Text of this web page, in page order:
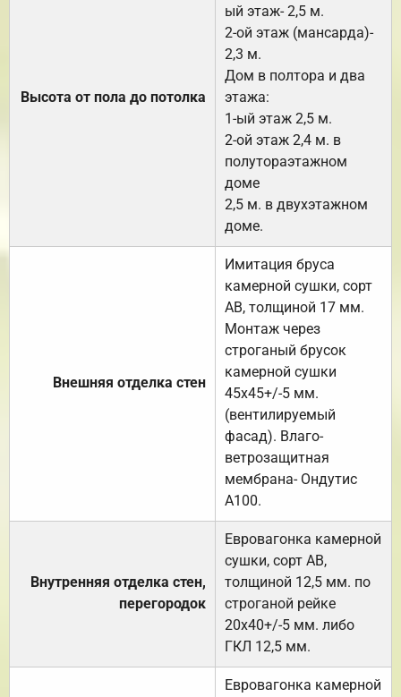
Высота от пола до потолка
ый этаж- 2,5 м.
2-ой этаж (мансарда)-
2,3 м.
Дом в полтора и два
этажа:
1-ый этаж 2,5 м.
2-ой этаж 2,4 м. в
полутораэтажном
доме
2,5 м. в двухэтажном
доме.
Внешняя отделка стен
Имитация бруса
камерной сушки, сорт
АВ, толщиной 17 мм.
Монтаж через
строганый брусок
камерной сушки
45х45+/-5 мм.
(вентилируемый
фасад). Влаго-
ветрозащитная
мембрана- Ондутис
А100.
Внутренняя отделка стен,
перегородок
Евровагонка камерной
сушки, сорт АВ,
толщиной 12,5 мм. по
строганой рейке
20х40+/-5 мм. либо
ГКЛ 12,5 мм.
Евровагонка камерной